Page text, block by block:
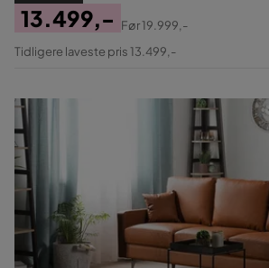
Pris
13.499,-
Original
Før19.999,-
Tidligere laveste pris 13.499,-